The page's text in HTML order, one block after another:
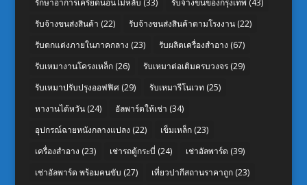
รับจ้างขนส่งสินค้า (22) รับจ้างขนส่งสินค้าตามโรงงาน(22)
รับตกแต่งภายในภาคกลาง (23) รับผลิตเครื่องสำอาง (67)
รับเหมางานโครงเหล็ก(26) รับเหมาต่อเติมครบวงจร(29)
รับเหมาปรับปรุงออฟฟิศ(29) รับเหมารีโนเวท (25)
หางานไต้หวัน(24) อัลพาร์ดให้เช่า (34)
อุปกรณ์ฉายหนังกลางแปลง (22) เข็มเหล็ก(23)
เครื่องสำอาง (23) เช่ารถตู้กระบี่ (24) เช่าอัลพาร์ด (39)
เช่าอัลพาร์ด พร้อมคนขับ (27) เที่ยวปากีสถานราคาถูก(23)